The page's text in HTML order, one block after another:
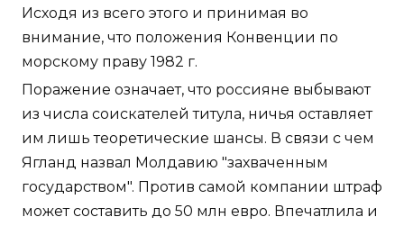
Исходя из всего этого и принимая во
внимание, что положения Конвенции по
морскому праву 1982 г.
Поражение означает, что россияне выбывают
из числа соискателей титула, ничья оставляет
им лишь теоретические шансы. В связи с чем
Ягланд назвал Молдавию "захваченным
государством". Против самой компании штраф
может составить до 50 млн евро. Впечатлила и